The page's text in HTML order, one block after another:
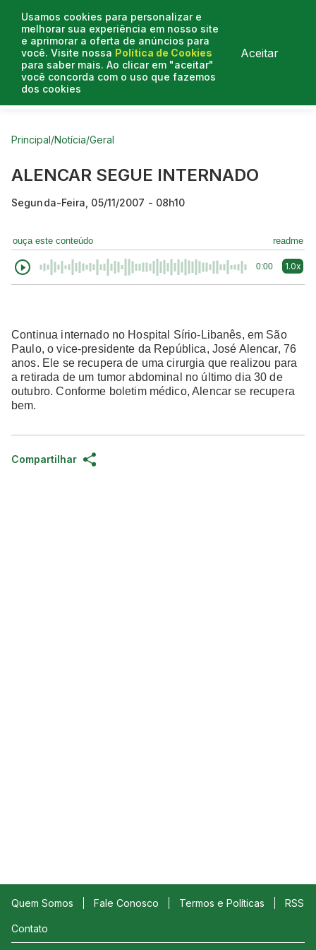
Usamos cookies para personalizar e
melhorar sua experiência em nosso site
e aprimorar a oferta de anúncios para
você. Visite nossa Política de Cookies
para saber mais. Ao clicar em "aceitar"
você concorda com o uso que fazemos
dos cookies
Aceitar
Curtas do Poder
Principal/Notícia/Geral
ALENCAR SEGUE INTERNADO
Segunda-Feira, 05/11/2007 - 08h10
ouça este conteúdo readme
0:00 1.0x
Continua internado no Hospital Sírio-Libanês, em São
Paulo, o vice-presidente da República, José Alencar, 76
anos. Ele se recupera de uma cirurgia que realizou para
a retirada de um tumor abdominal no último dia 30 de
outubro. Conforme boletim médico, Alencar se recupera
bem.
Compartilhar
Quem Somos Fale Conosco Termos e Políticas RSS
Contato